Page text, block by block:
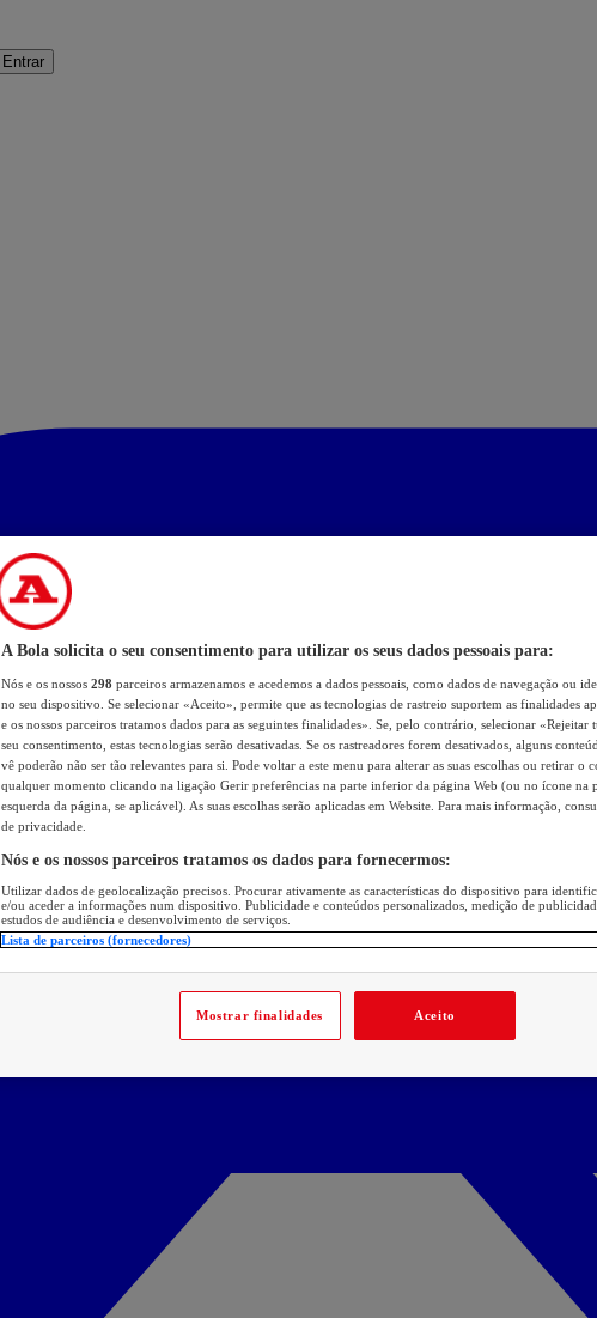
Entrar
A Bola solicita o seu consentimento para utilizar os seus dados pessoais para:
Nós e os nossos 298 parceiros armazenamos e acedemos a dados pessoais, como dados de navegação ou
no seu dispositivo. Se selecionar «Aceito», permite que as tecnologias de rastreio suportem as finalidades
e os nossos parceiros tratamos dados para as seguintes finalidades». Se, pelo contrário, selecionar «Rejeitar
seu consentimento, estas tecnologias serão desativadas. Se os rastreadores forem desativados, alguns
vê poderão não ser tão relevantes para si. Pode voltar a este menu para alterar as suas escolhas ou retirar o
qualquer momento clicando na ligação Gerir preferências na parte inferior da página Web (ou no ícone na
esquerda da página, se aplicável). As suas escolhas serão aplicadas em Website. Para mais informação,
de privacidade.
Nós e os nossos parceiros tratamos os dados para fornecermos:
Utilizar dados de geolocalização precisos. Procurar ativamente as características do dispositivo para
e/ou aceder a informações num dispositivo. Publicidade e conteúdos personalizados, medição de
estudos de audiência e desenvolvimento de serviços.
Lista de parceiros (fornecedores)
Mostrar finalidades Aceito